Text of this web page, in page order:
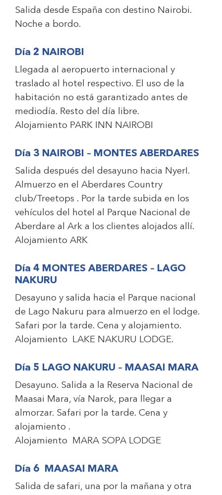
Salida desde España con destino Nairobi.
Noche a bordo.
Día 2 NAIROBI
Llegada al aeropuerto internacional y
traslado al hotel respectivo. El uso de la
habitación no está garantizado antes de
mediodía. Resto del día libre.
Alojamiento PARK INN NAIROBI
Día 3 NAIROBI – MONTES ABERDARES
Salida después del desayuno hacia NyerI.
Almuerzo en el Aberdares Country
club/Treetops . Por la tarde subida en los
vehículos del hotel al Parque Nacional de
Aberdare al Ark a los clientes alojados allí.
Alojamiento ARK
Día 4 MONTES ABERDARES – LAGO
NAKURU
Desayuno y salida hacia el Parque nacional
de Lago Nakuru para almuerzo en el lodge.
Safari por la tarde. Cena y alojamiento.
Alojamiento LAKE NAKURU LODGE.
Día 5 LAGO NAKURU – MAASAI MARA
Desayuno. Salida a la Reserva Nacional de
Maasai Mara, vía Narok, para llegar a
almorzar. Safari por la tarde. Cena y
alojamiento .
Alojamiento MARA SOPA LODGE
Día 6 MAASAI MARA
Salida de safari, una por la mañana y otra